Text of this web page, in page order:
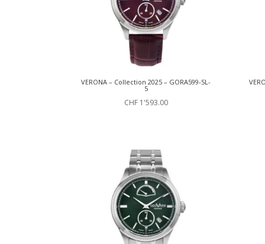
VERONA – Collection 2025 – GORA599-SL-
5
CHF1'593.00